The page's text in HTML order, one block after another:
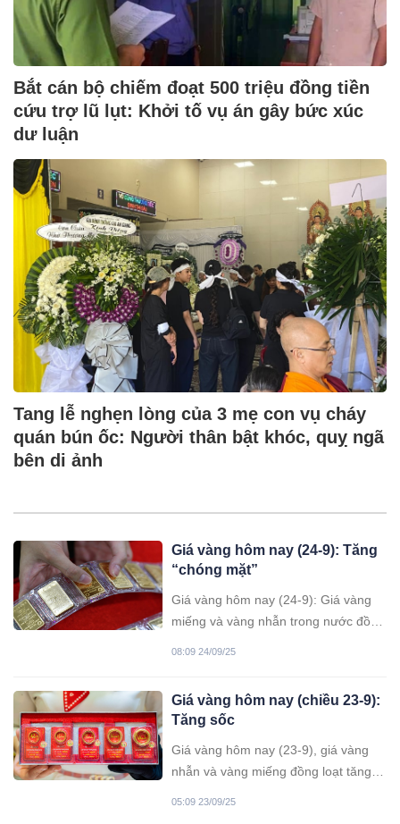
Bắt cán bộ chiếm đoạt 500 triệu đồng tiền
cứu trợ lũ lụt: Khởi tố vụ án gây bức xúc
dư luận
Tang lễ nghẹn lòng của 3 mẹ con vụ cháy
quán bún ốc: Người thân bật khóc, quỵ ngã
bên di ảnh
Giá vàng hôm nay (24-9): Tăng
“chóng mặt”
Giá vàng hôm nay (24-9): Giá vàng
miếng và vàng nhẫn trong nước đồng
giới tăng mạnh so với sáng qua, niêm
yết quanh ngưỡng 3.785,98
USD/ounce.
08:09 24/09/25
Giá vàng hôm nay (chiều 23-9):
Tăng sốc
Giá vàng hôm nay (23-9), giá vàng
nhẫn và vàng miếng đồng loạt tăng
05:09 23/09/25